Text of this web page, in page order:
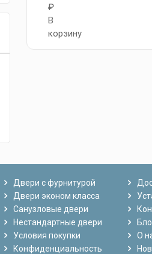
₽
В
корзину
Двери с фурнитурой
Двери эконом класса
Санузловые двери
Нестандартные двери
Условия покупки
Конфиденциальность
О